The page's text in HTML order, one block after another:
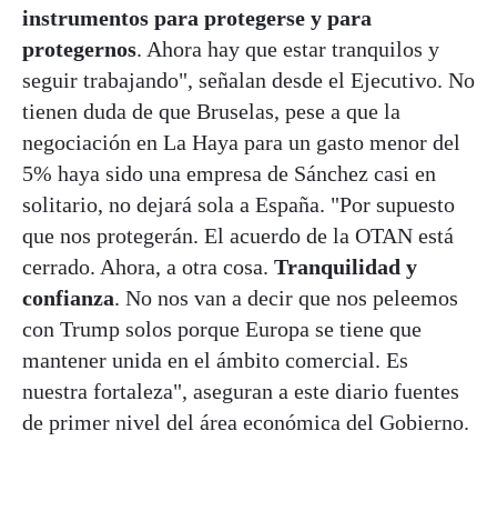
instrumentos para protegerse y para
protegernos. Ahora hay que estar tranquilos y
seguir trabajando", señalan desde el Ejecutivo. No
tienen duda de que Bruselas, pese a que la
negociación en La Haya para un gasto menor del
5% haya sido una empresa de Sánchez casi en
solitario, no dejará sola a España. "Por supuesto
que nos protegerán. El acuerdo de la OTAN está
cerrado. Ahora, a otra cosa. Tranquilidad y
confianza. No nos van a decir que nos peleemos
con Trump solos porque Europa se tiene que
mantener unida en el ámbito comercial. Es
nuestra fortaleza", aseguran a este diario fuentes
de primer nivel del área económica del Gobierno.